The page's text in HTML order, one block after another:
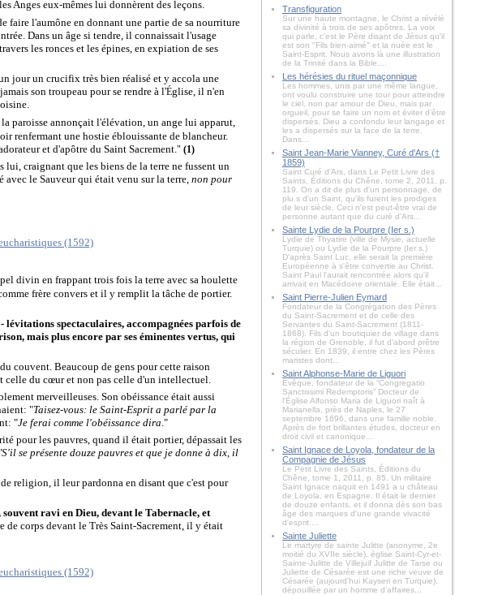
Anges eux-mêmes lui donnèrent des leçons.
faire l'aumône en donnant une partie de sa nourriture
Dans un âge si tendre, il connaissait l'usage
les ronces et les épines, en expiation de ses
jour un crucifix très bien réalisé et y accola une
son troupeau pour se rendre à l'Église, il n'en
paroisse annonçait l'élévation, un ange lui apparut,
renfermant une hostie éblouissante de blancheur.
et d'apôtre du Saint Sacrement."(1)
craignant que les biens de la terre ne fussent un
avec le Sauveur qui était venu sur la terre,non pour
divin en frappant trois fois la terre avec sa houlette
frère convers et il y remplit la tâche de portier.
spectaculaires, accompagnées parfois de
mais plus encore par ses éminentes vertus, qui
couvent. Beaucoup de gens pour cette raison
celle du cœur et non pas celle d'un intellectuel.
merveilleuses. Son obéissance était aussi
"Taisez-vous: le Saint-Esprit a parlé par la
"Je ferai comme l'obéissance dira ."
pour les pauvres, quand il était portier, dépassait les
se présente douze pauvres et que je donne à dix, il
religion, il leur pardonna en disant que c'est pour
ravi en Dieu, devant le Tabernacle, et
de corps devant le Très Saint-Sacrement, il y était
Transfiguration
Sur une haute montagne, le Christ a révélé
sa divinité à trois de ses apôtres. La voix
qui parle, c'est le Père disant de Jésus qu'il
est son "Fils bien-aimé" et la nuée est le
Saint-Esprit. Nous avons là une illustration
de la Trinité dans la Bible....
Les hérésies du rituel maçonnique
Les hommes, unis par une même langue,
ont voulu construire une tour pour atteindre
le ciel, non par amour de Dieu, mais par
orgueil, pour se faire un nom et éviter d’être
dispersés. Dieu a confondu leur langage et
les a dispersés sur la face de la terre.
Dans...
Saint Jean-Marie Vianney, Curé d'Ars (†
1859)
Saint Curé d'Ars, dans Le Petit Livre des
Saints, Éditions du Chêne, tome 2, 2011, p.
119. On a dit de plus d'un personnage, de
plu s d'un Saint, qu'ils furent les prodiges
de leur siècle. Ceci n'est peut-être vrai de
personne autant que du curé d'Ars...
Sainte Lydie de la Pourpre (Ier s.)
Lydie de Thyatire (ville de Mysie, actuelle
Turquie) ou Lydie de la Pourpre (Ier s.)
D'après Saint Luc, elle serait la première
Européenne à s'être convertie au Christ.
Saint Paul l'aurait rencontrée alors qu'il
arrivait en Macédoine orientale. Elle était...
Saint Pierre-Julien Eymard
Fondateur de la Congrégation des Pères
du Saint-Sacrement et de celle des
Servantes du Saint-Sacrement (1811-
1868). Fils d'un boutiquier de village dans
la région de Grenoble, il fut d'abord prêtre
séculier. En 1839, il entre chez les Pères
maristes dont...
Saint Alphonse-Marie de Liguori
Évêque, fondateur de la “Congregatio
Sanctissimi Redemptoris” Docteur de
l'Église Alfonso Maria de Liguori naît à
Marianella, près de Naples, le 27
septembre 1696, dans une famille noble.
Après de fort brillantes études, docteur en
droit civil et canonique...
Saint Ignace de Loyola, fondateur de la
Compagnie de Jésus
Le Petit Livre des Saints, Éditions du
Chêne, tome 1, 2011, p. 85. Un militaire
Saint Ignace naquit en 1491 a u château
de Loyola, en Espagne. Il était le dernier
de douze enfants, et il donna dès son bas
âge des marques d'une grande vivacité
d'esprit....
Sainte Juliette
Le martyre de sainte Julitte (anonyme, 2e
moitié du XVIIe siècle), église Saint-Cyr-et-
Sainte-Julitte de Villejuif Julitte de Tarse ou
Juliette de Césarée est une riche veuve de
Césarée (aujourd'hui Kayseri en Turquie),
dépouillée par un homme d'affaires...